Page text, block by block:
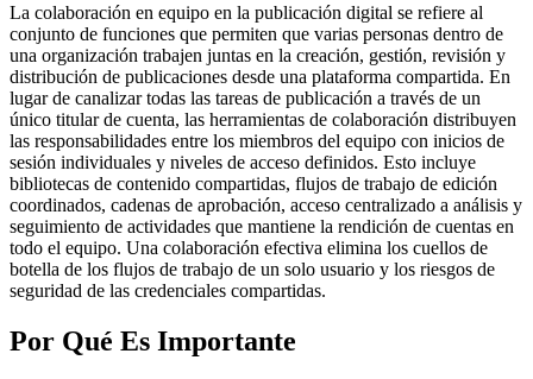
La colaboración en equipo en la publicación digital se refiere al
conjunto de funciones que permiten que varias personas dentro de
una organización trabajen juntas en la creación, gestión, revisión y
distribución de publicaciones desde una plataforma compartida. En
lugar de canalizar todas las tareas de publicación a través de un
único titular de cuenta, las herramientas de colaboración distribuyen
las responsabilidades entre los miembros del equipo con inicios de
sesión individuales y niveles de acceso definidos. Esto incluye
bibliotecas de contenido compartidas, flujos de trabajo de edición
coordinados, cadenas de aprobación, acceso centralizado a análisis y
seguimiento de actividades que mantiene la rendición de cuentas en
todo el equipo. Una colaboración efectiva elimina los cuellos de
botella de los flujos de trabajo de un solo usuario y los riesgos de
seguridad de las credenciales compartidas.
Por Qué Es Importante